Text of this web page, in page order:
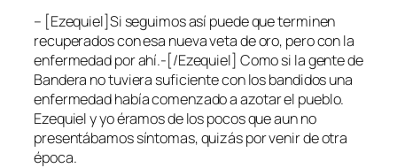
– [Ezequiel]Si seguimos así puede que terminen
recuperados con esa nueva veta de oro, pero con la
enfermedad por ahí.-[/Ezequiel] Como si la gente de
Bandera no tuviera suficiente con los bandidos una
enfermedad había comenzado a azotar el pueblo.
Ezequiel y yo éramos de los pocos que aun no
presentábamos síntomas, quizás por venir de otra
época.